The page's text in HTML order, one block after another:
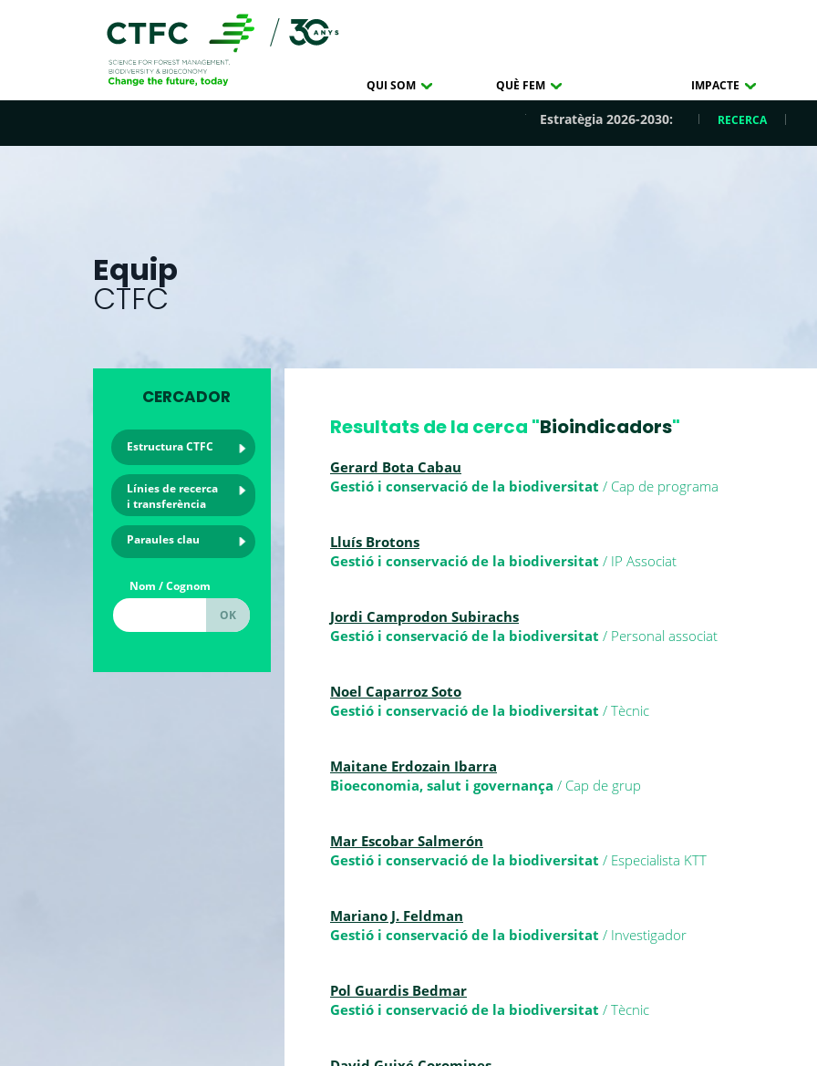
QUI SOM QUÈ FEM IMPACTE
Estratègia 2026-2030: RECERCA
Equip
CTFC
CERCADOR
Estructura CTFC
Línies de recerca
i transferència
Paraules clau
Nom / Cognom
Resultats de la cerca "Bioindicadors"
Gerard Bota Cabau
Gestió i conservació de la biodiversitat / Cap de programa
Lluís Brotons
Gestió i conservació de la biodiversitat / IP Associat
Jordi Camprodon Subirachs
Gestió i conservació de la biodiversitat / Personal associat
Noel Caparroz Soto
Gestió i conservació de la biodiversitat / Tècnic
Maitane Erdozain Ibarra
Bioeconomia, salut i governança / Cap de grup
Mar Escobar Salmerón
Gestió i conservació de la biodiversitat / Especialista KTT
Mariano J. Feldman
Gestió i conservació de la biodiversitat / Investigador
Pol Guardis Bedmar
Gestió i conservació de la biodiversitat / Tècnic